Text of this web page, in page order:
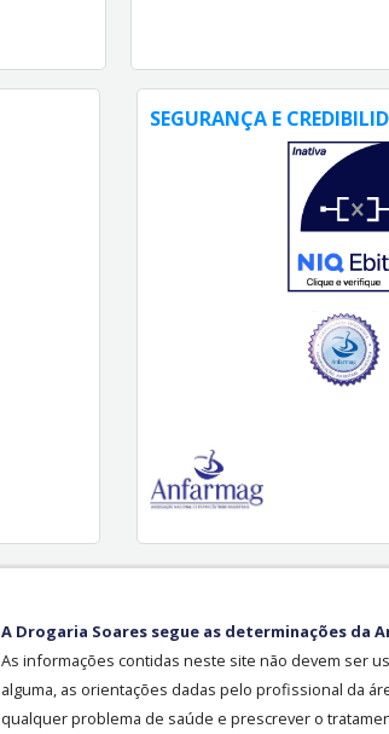
SEGURANÇA E
A Drogaria Soares segue as determinações da
As informações contidas neste site não devem ser
alguma, as orientações dadas pelo profissional da
qualquer problema de saúde e prescrever o